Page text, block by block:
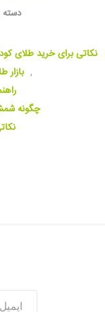
دسته
نکاتی برای خرید طلای
, بازار
چگونه